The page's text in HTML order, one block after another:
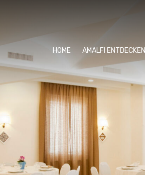
HOME AMALFI ENTDECKEN